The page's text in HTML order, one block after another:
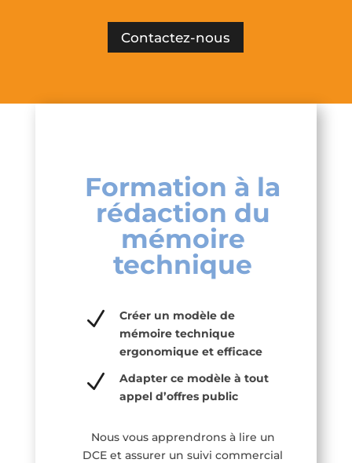
Contactez-nous
Formation à la
rédaction du
mémoire
technique
N
Créer un modèle de
mémoire technique
ergonomique et efficace
N
Adapter ce modèle à tout
appel d’offres public
Nous vous apprendrons à lire un
DCE et assurer un suivi commercial